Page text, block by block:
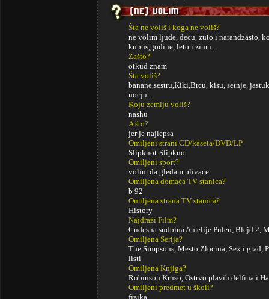
Šta ne voliš i koga ne voliš?
ne volim ljude, decu, zuto i narandzasto,
kupus,godine, leto i zimu...
Zašto?
otkud znam
Šta voliš?
banane,sestru,Kiki,Brcu, kisu, setnje,
nocju...
Koju zemlju voliš?
nashu
A što?
jer je najlepsa
Omiljeni strani CD/kaseta/DVD/LP
Slipknot-Slipknot
Omiljeni sport?
volim da gledam plivace
Omiljena domaća TV stanica?
b 92
Omiljena strana TV stanica?
History
Najdraži Film?
Cudesna sudbina Amelije Pulen, Blejd 2,
Omiljena Serija?
The Simpsons, Mesto Zlocina, Sex i grad,
listi
Omiljena Knjiga?
Robinson Kruso, Ostrvo plavih delfina i
Omiljeni predmet u školi?
fizika